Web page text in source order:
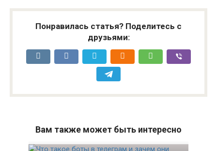
Понравилась статья? Поделитесь с
друзьями:
Вам также может быть интересно